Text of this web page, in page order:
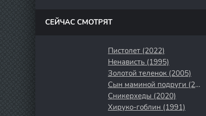
СЕЙЧАС СМОТРЯТ
Пистолет (2022)
Ненависть (1995)
Золотой теленок (2005)
Сын маминой подруги (2024)
Сникерхеды (2020)
Хируко-гоблин (1991)